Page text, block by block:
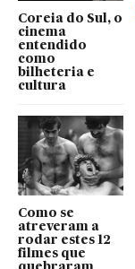
Coreia do Sul, o
cinema
entendido
como
bilheteria e
cultura
Como se
atreveram a
rodar estes 12
filmes que